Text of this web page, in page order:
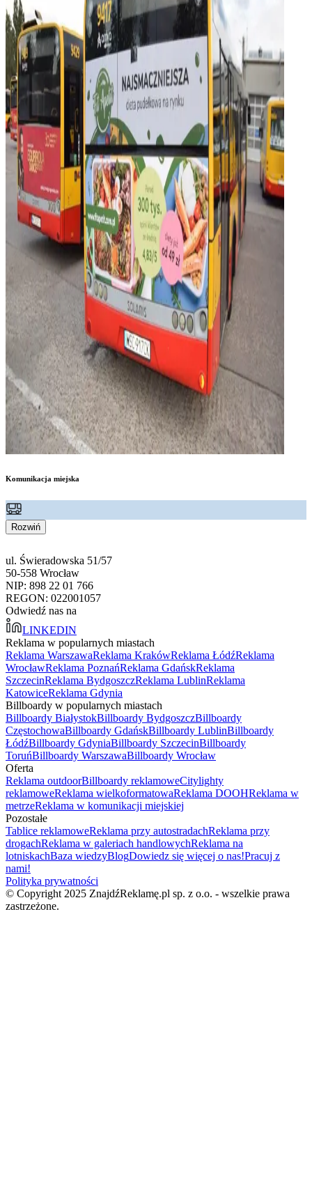
Komunikacja miejska
Rozwiń
ul. Świeradowska 51/57
50-558 Wrocław
NIP: 898 22 01 766
REGON: 022001057
Odwiedź nas na
LINKEDIN
Reklama w popularnych miastach
Reklama WarszawaReklama KrakówReklama ŁódźReklama
WrocławReklama PoznańReklama GdańskReklama
SzczecinReklama BydgoszczReklama LublinReklama
KatowiceReklama Gdynia
Billboardy w popularnych miastach
Billboardy BiałystokBillboardy BydgoszczBillboardy
CzęstochowaBillboardy GdańskBillboardy LublinBillboardy
ŁódźBillboardy GdyniaBillboardy SzczecinBillboardy
ToruńBillboardy WarszawaBillboardy Wrocław
Oferta
Reklama outdoorBillboardy reklamoweCitylighty
reklamoweReklama wielkoformatowaReklama DOOHReklama w
metrzeReklama w komunikacji miejskiej
Pozostałe
Tablice reklamoweReklama przy autostradachReklama przy
drogachReklama w galeriach handlowychReklama na
lotniskachBaza wiedzyBlogDowiedz się więcej o nas!Pracuj z
nami!
Polityka prywatności
© Copyright 2025 ZnajdźReklamę.pl sp. z o.o. - wszelkie prawa
zastrzeżone.